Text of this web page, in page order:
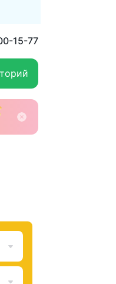
15-77